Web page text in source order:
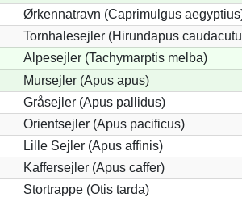
Ørkennatravn (Caprimulgus
Tornhalesejler (Hirundapus
Alpesejler (Tachymarptis melba)
Mursejler (Apus apus)
Gråsejler (Apus pallidus)
Orientsejler (Apus pacificus)
Lille Sejler (Apus affinis)
Kaffersejler (Apus caffer)
Stortrappe (Otis tarda)